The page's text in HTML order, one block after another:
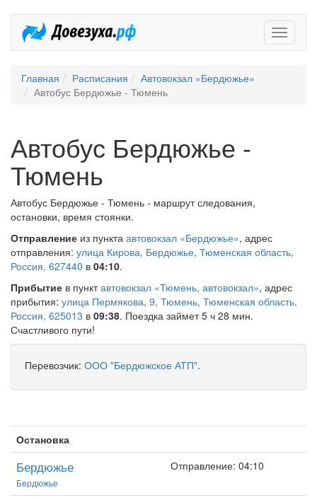
Главная Расписания
Автовокзал «Бердюжье»
Автобус Бердюжье - Тюмень
Автобус Бердюжье -
Тюмень
Автобус Бердюжье - Тюмень - маршрут следования,
остановки, время стоянки.
Отправление из пункта автовокзал «Бердюжье», адрес
отправления: улица Кирова, Бердюжье, Тюменская область,
Россия, 627440 в 04:10.
Прибытие в пунктавтовокзал «Тюмень, автовокзал», адрес
прибытия: улица Пермякова, 9, Тюмень, Тюменская область,
Россия, 625013 в 09:38. Поездка займет 5 ч 28 мин.
Счастливого пути!
Перевозчик: ООО "Бердюжское АТП".
Остановка
Бердюжье
Бердюжье
Отправление: 04:10